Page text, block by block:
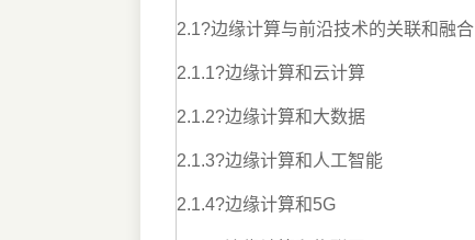
2.1?边缘计算与前沿技术的关联和融合
2.1.1?边缘计算和云计算
2.1.2?边缘计算和大数据
2.1.3?边缘计算和人工智能
2.1.4?边缘计算和5G